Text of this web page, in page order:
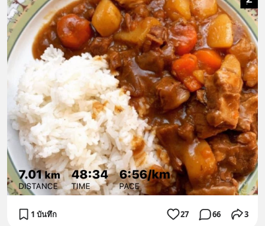
1 บันทึก 27 66 3